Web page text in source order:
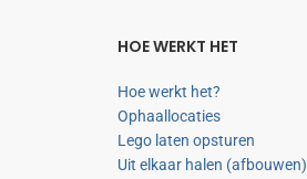
HOE WERKT HET
Hoe werkt het?
Ophaallocaties
Lego laten opsturen
Uit elkaar halen (afbouwen)